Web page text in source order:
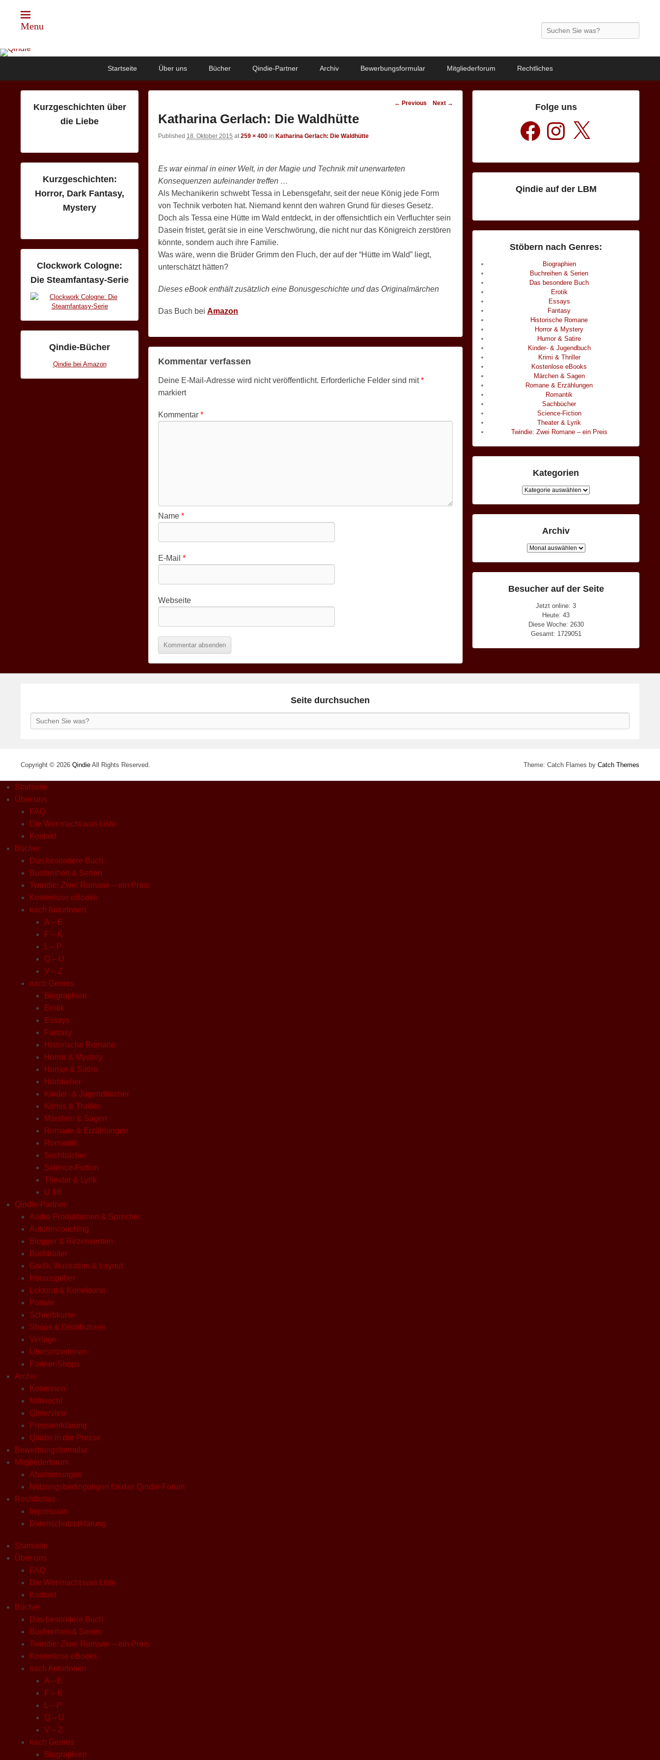
Menu
Qindie
Das Autorenkorrektiv
Search
Startseite Über uns Bücher Qindie-Partner Archiv Bewerbungsformular Mitgliederforum Rechtliches
Image
← Previous Next →
Katharina Gerlach: Die Waldhütte
Published 18. Oktober 2015 at 259 × 400 in Katharina Gerlach: Die Waldhütte
Es war einmal in einer Welt, in der Magie und Technik mit unerwarteten
Konsequenzen aufeinander treffen …
Als Mechanikerin schwebt Tessa in Lebensgefahr, seit der neue König jede Form
von Technik verboten hat. Niemand kennt den wahren Grund für dieses Gesetz.
Doch als Tessa eine Hütte im Wald entdeckt, in der offensichtlich ein Verfluchter sein
Dasein fristet, gerät sie in eine Verschwörung, die nicht nur das Königreich zerstören
könnte, sondern auch ihre Familie.
Was wäre, wenn die Brüder Grimm den Fluch, der auf der “Hütte im Wald” liegt,
unterschätzt hätten?
Dieses eBook enthält zusätzlich eine Bonusgeschichte und das Originalmärchen
Das Buch bei Amazon
Kommentar verfassen
Deine E-Mail-Adresse wird nicht veröffentlicht. Erforderliche Felder sind mit*
markiert
Kommentar *
Name *
E-Mail *
Webseite
Folge uns
Facebook Instagram
Qindie auf der LBM
Stöbern nach Genres:
Biographien
Buchreihen & Serien
Das besondere Buch
Erotik
Essays
Fantasy
Historische Romane
Horror & Mystery
Humor & Satire
Kinder- & Jugendbuch
Krimi & Thriller
Kostenlose eBooks
Märchen & Sagen
Romane & Erzählungen
Romantik
Sachbücher
Science-Fiction
Theater & Lyrik
Twindie: Zwei Romane – ein Preis
Kategorien
Kategorien
Archiv
Archiv
Besucher auf der Seite
Jetzt online: 3
Heute: 43
Diese Woche: 2630
Gesamt: 1729051
Kurzgeschichten über
die Liebe
Kurzgeschichten:
Horror, Dark Fantasy,
Mystery
Clockwork Cologne:
Die Steamfantasy-Serie
Qindie-Bücher
Qindie bei Amazon
Seite durchsuchen
Search
Copyright © 2026 Qindie All Rights Reserved. Theme: Catch Flames by Catch Themes
Startseite
Über uns
FAQ
Die Wer macht was Liste
Kontakt
Bücher
Das besondere Buch
Buchreihen & Serien
Twindie: Zwei Romane – ein Preis
Kostenlose eBooks
nach AutorInnen
A – E
F – K
L – P
Q – U
V – Z
nach Genres
Biographien
Erotik
Essays
Fantasy
Historische Romane
Horror & Mystery
Humor & Satire
Hörbücher
Kinder- & Jugendbücher
Krimis & Thriller
Märchen & Sagen
Romane & Erzählungen
Romantik
Sachbücher
Science-Fiction
Theater & Lyrik
U 18
Qindie-Partner
Audio-Produktionen & Sprecher
Autorencoaching
Blogger & Rezensenten
Buchtrailer
Grafik, Illustration & Layout
Herausgeber
Lektorat & Korrektorat
Portale
Schreibkurse
Shops & Distributoren
Verlage
ÜbersetzerInnen
Partner-Shops
Archiv
Kolumnen
Mittwoch!
Qinterview
Presseerklärung
Qindie in der Presse
Bewerbungsformular
Mitgliederforum
Abstimmungen
Nutzungsbedingungen für das Qindie-Forum
Rechtliches
Impressum
Datenschutzerklärung
Startseite
Über uns
FAQ
Die Wer macht was Liste
Kontakt
Bücher
Das besondere Buch
Buchreihen & Serien
Twindie: Zwei Romane – ein Preis
Kostenlose eBooks
nach AutorInnen
A – E
F – K
L – P
Q – U
V – Z
nach Genres
Biographien